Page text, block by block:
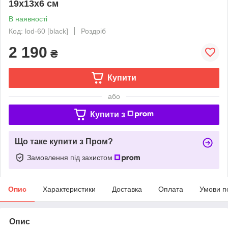
19х13х6 см
В наявності
Код: lod-60 [black]
Роздріб
2 190 ₴
Купити
або
Купити з
Що таке купити з Пром?
Замовлення під захистом
Опис Характеристики Доставка Оплата Умови
Опис